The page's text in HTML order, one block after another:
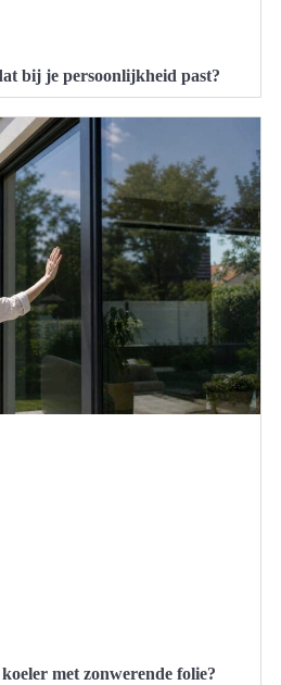
bij je persoonlijkheid past?
met zonwerende folie?